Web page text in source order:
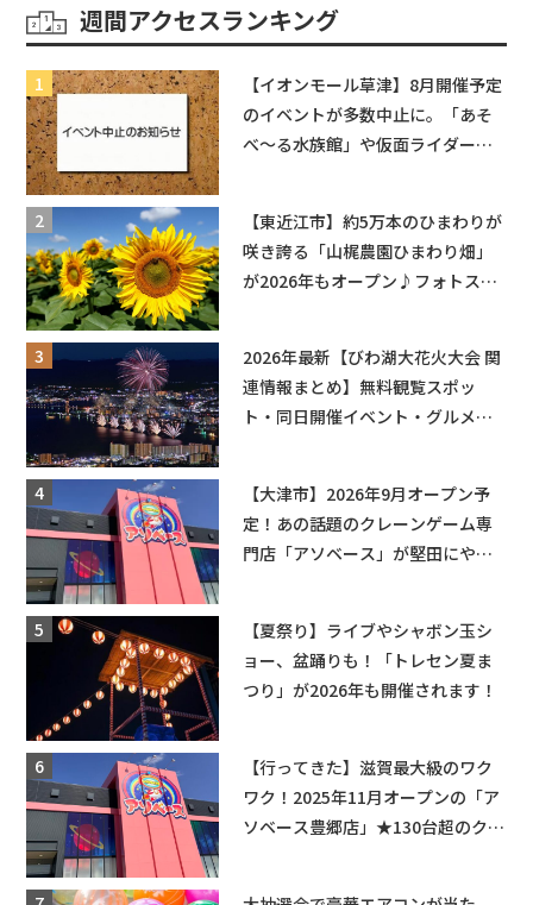
週間アクセスランキング
【イオンモール草津】8月開催予定
のイベントが多数中止に。「あそ
べ〜る水族館」や仮面ライダーシ
【東近江市】約5万本のひまわりが
咲き誇る「山梶農園ひまわり畑」
が2026年もオープン♪フォトスポ
2026年最新【びわ湖大花火大会 関
連情報まとめ】無料観覧スポッ
ト・同日開催イベント・グルメマ
【大津市】2026年9月オープン予
定！あの話題のクレーンゲーム専
門店「アソベース」が堅田にやっ
【夏祭り】ライブやシャボン玉シ
ョー、盆踊りも！「トレセン夏ま
つり」が2026年も開催されます！
【行ってきた】滋賀最大級のワク
ワク！2025年11月オープンの「ア
ソベース豊郷店」★130台超のクレ